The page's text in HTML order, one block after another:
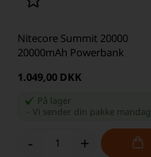
Nitecore Summit 20000
20000mAh Powerbank
1.049,00 DKK
På lager
-Vi sender din pakke mandag
- +